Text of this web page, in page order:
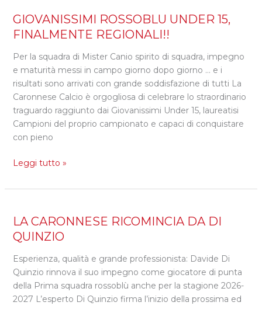
GIOVANISSIMI ROSSOBLU UNDER 15,
FINALMENTE REGIONALI!!
Per la squadra di Mister Canio spirito di squadra, impegno
e maturità messi in campo giorno dopo giorno … e i
risultati sono arrivati con grande soddisfazione di tutti La
Caronnese Calcio è orgogliosa di celebrare lo straordinario
traguardo raggiunto dai Giovanissimi Under 15, laureatisi
Campioni del proprio campionato e capaci di conquistare
con pieno
GIOVANISSIMI
ROSSOBLU
15,
FINALMENTE
REGIONALI!!
Leggi tutto »
LA CARONNESE RICOMINCIA DA DI
QUINZIO
Esperienza, qualità e grande professionista: Davide Di
Quinzio rinnova il suo impegno come giocatore di punta
della Prima squadra rossoblù anche per la stagione 2026-
2027 L’esperto Di Quinzio firma l’inizio della prossima ed
LA
CARONNESE
RICOMINCIA
DA
DI
QUINZIO